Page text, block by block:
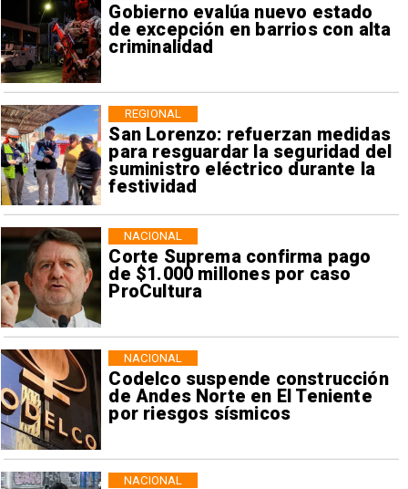
Gobierno evalúa nuevo estado
de excepción en barrios con alta
criminalidad
San Lorenzo: refuerzan medidas
para resguardar la seguridad del
suministro eléctrico durante la
festividad
REGIONAL
Corte Suprema confirma pago
de $1.000 millones por caso
ProCultura
NACIONAL
Codelco suspende construcción
de Andes Norte en El Teniente
por riesgos sísmicos
NACIONAL
NACIONAL